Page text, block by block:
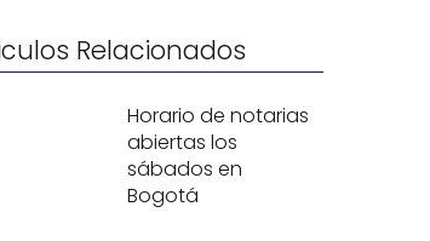
Relacionados
Horario de notarias
abiertas los
sábados en
Bogotá